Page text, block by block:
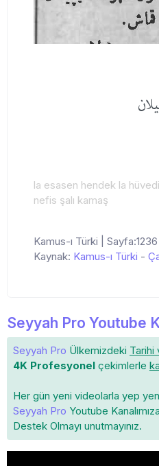
la esasen hendek la
nefis şalı kamaş
Kamus-ı Türki | Sayfa:1236
Kaynak: Kamus-ı Türki -
Seyyah Pro Youtube
Seyyah Pro Ülkemizdeki Tarihi
4K Profesyonel çekimlerle
Her gün yeni videolarla yep
Seyyah Pro Youtube Kanalımıza
Destek Olmayı unutmayınız.